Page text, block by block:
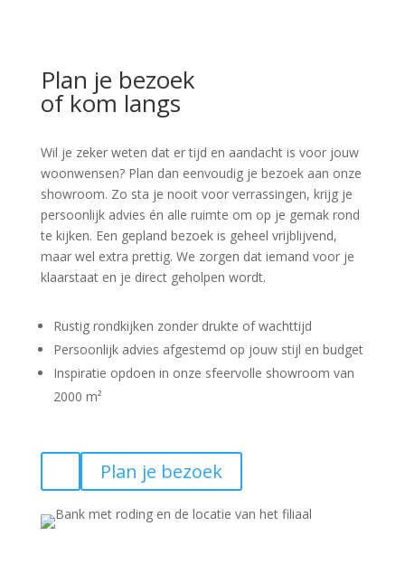
Plan je bezoek
of kom langs
Wil je zeker weten dat er tijd en aandacht is voor jouw
woonwensen? Plan dan eenvoudig je bezoek aan onze
showroom. Zo sta je nooit voor verrassingen, krijg je
persoonlijk advies én alle ruimte om op je gemak rond
te kijken. Een gepland bezoek is geheel vrijblijvend,
maar wel extra prettig. We zorgen dat iemand voor je
klaarstaat en je direct geholpen wordt.
Rustig rondkijken zonder drukte of wachttijd
Persoonlijk advies afgestemd op jouw stijl en budget
Inspiratie opdoen in onze sfeervolle showroom van
2000 m²
Plan je bezoek